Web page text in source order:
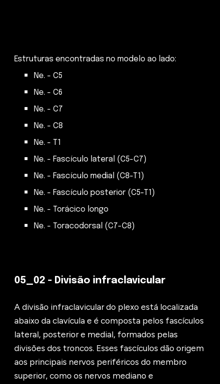
Estruturas encontradas no modelo ao lado:
Ne. -C5
Ne. - C6
Ne. - C7
Ne. - C8
Ne. - T1
Ne. - Fascículo lateral (C5-C7)
Ne. - Fascículo medial (C8-T1)
Ne. - Fascículo posterior (C5-T1)
Ne. - Torácico longo
Ne. - Toracodorsal (C7-C8)
05 _02 - Divisão infraclavicular
A divisão infraclavicular do plexo está localizada
abaixo da clavícula e é composta pelos fascículos
lateral, posterior e medial, formados pelas
divisões dos troncos. Esses fascículos dão origem
aos principais nervos periféricos do membro
superior, como os nervos mediano e